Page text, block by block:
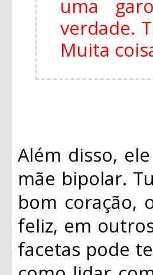
uma
verdade.
Muita
Além disso,
mãe bipolar.
bom coração,
feliz, em
facetas pode